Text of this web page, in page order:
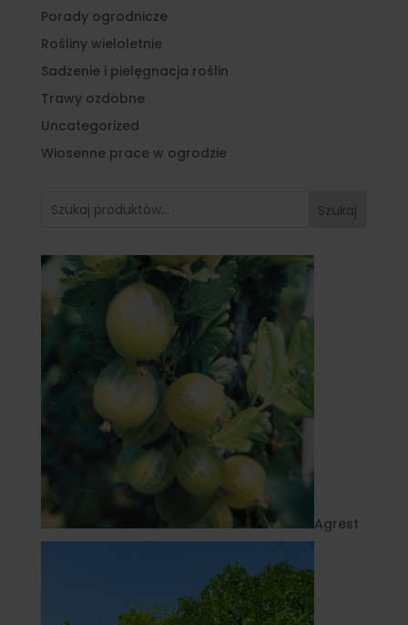
Porady ogrodnicze
Rośliny wieloletnie
Sadzenie i pielęgnacja roślin
Trawy ozdobne
Uncategorized
Wiosenne prace w ogrodzie
Szukaj
Agrest